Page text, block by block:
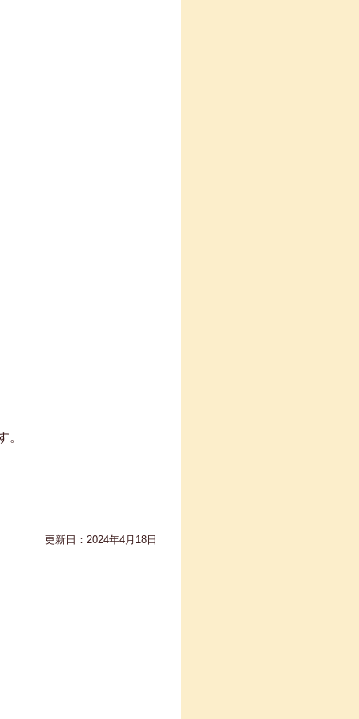
。
更新日：2024年4月18日